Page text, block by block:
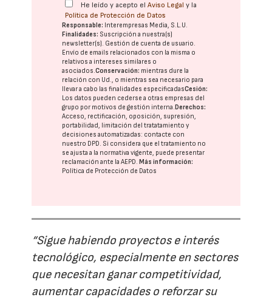
He leído y acepto elAviso Legal y la
Política de Protección de Datos
Responsable: Interempresas Media, S.L.U.
Finalidades: Suscripción a nuestra(s)
newsletter(s). Gestión de cuenta de usuario.
Envío de emails relacionados con la misma o
relativos a intereses similares o
asociados.Conservación: mientras dure la
relación con Ud., o mientras sea necesario para
llevar a cabo las finalidades especificadasCesión:
Los datos pueden cederse a otras empresas del
grupo por motivos de gestión interna. Derechos:
Acceso, rectificación, oposición, supresión,
portabilidad, limitación del tratatamiento y
decisiones automatizadas: contacte con
nuestro DPD. Si considera que el tratamiento no
se ajusta a la normativa vigente, puede presentar
reclamación ante laAEPD. Más información:
Política de Protección de Datos
“Sigue habiendo proyectos e interés
tecnológico, especialmente en sectores
que necesitan ganar competitividad,
aumentar capacidades o reforzar su